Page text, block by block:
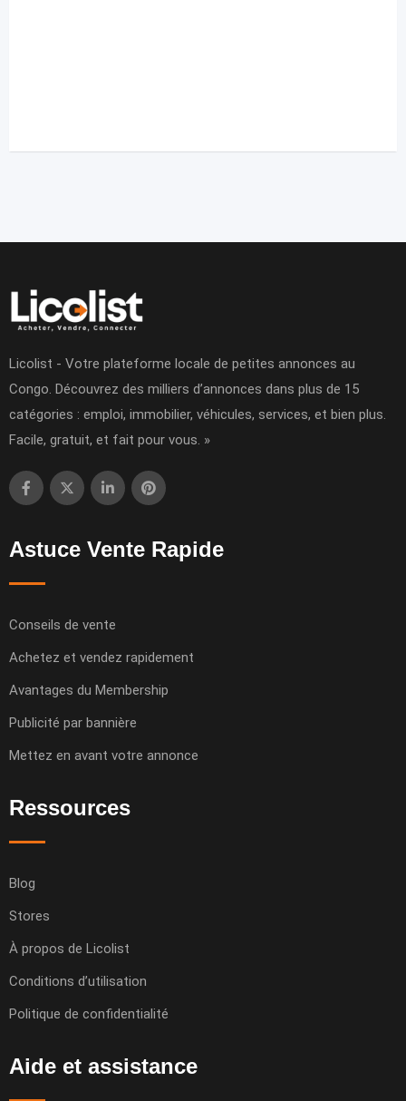
Licolist - Votre plateforme locale de petites annonces au
Congo. Découvrez des milliers d’annonces dans plus de 15
catégories : emploi, immobilier, véhicules, services, et bien plus.
Facile, gratuit, et fait pour vous. »
Astuce Vente Rapide
Conseils de vente
Achetez et vendez rapidement
Avantages du Membership
Publicité par bannière
Mettez en avant votre annonce
Ressources
Blog
Stores
À propos de Licolist
Conditions d’utilisation
Politique de confidentialité
Aide et assistance